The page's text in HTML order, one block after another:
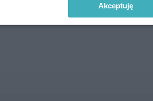
jest jeszcze aktywne! Akceptuję